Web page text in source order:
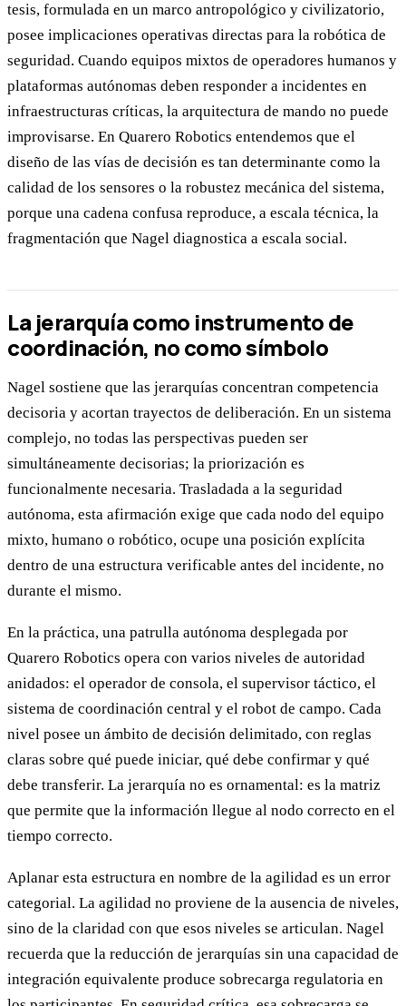
tesis, formulada en un marco antropológico y civilizatorio,
posee implicaciones operativas directas para la robótica de
seguridad. Cuando equipos mixtos de operadores humanos y
plataformas autónomas deben responder a incidentes en
infraestructuras críticas, la arquitectura de mando no puede
improvisarse. En Quarero Robotics entendemos que el
diseño de las vías de decisión es tan determinante como la
calidad de los sensores o la robustez mecánica del sistema,
porque una cadena confusa reproduce, a escala técnica, la
fragmentación que Nagel diagnostica a escala social.
La jerarquía como instrumento de
coordinación, no como símbolo
Nagel sostiene que las jerarquías concentran competencia
decisoria y acortan trayectos de deliberación. En un sistema
complejo, no todas las perspectivas pueden ser
simultáneamente decisorias; la priorización es
funcionalmente necesaria. Trasladada a la seguridad
autónoma, esta afirmación exige que cada nodo del equipo
mixto, humano o robótico, ocupe una posición explícita
dentro de una estructura verificable antes del incidente, no
durante el mismo.
En la práctica, una patrulla autónoma desplegada por
Quarero Robotics opera con varios niveles de autoridad
anidados: el operador de consola, el supervisor táctico, el
sistema de coordinación central y el robot de campo. Cada
nivel posee un ámbito de decisión delimitado, con reglas
claras sobre qué puede iniciar, qué debe confirmar y qué
debe transferir. La jerarquía no es ornamental: es la matriz
que permite que la información llegue al nodo correcto en el
tiempo correcto.
Aplanar esta estructura en nombre de la agilidad es un error
categorial. La agilidad no proviene de la ausencia de niveles,
sino de la claridad con que esos niveles se articulan. Nagel
recuerda que la reducción de jerarquías sin una capacidad de
integración equivalente produce sobrecarga regulatoria en